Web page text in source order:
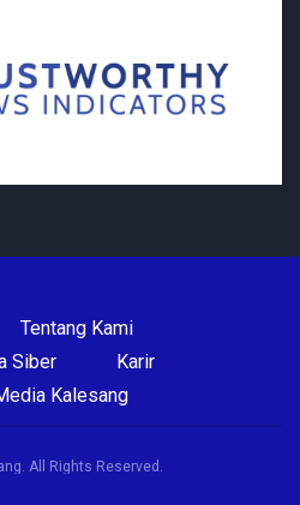
Tentang Kami
Siber
Karir
Kalesang
All Rights Reserved.